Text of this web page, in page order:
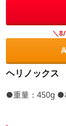
＼
ヘリノックス
●重量：450g ●